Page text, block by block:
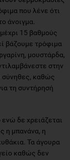
που λένε ότι
άνοιγμα.
15 βαθμούς
βάζουμε τρόφιμα
μουστάρδα,
στην
σύνηθες, καθώς
τη συντήρησή
δε χρειάζεται
η μπανάνα, η
Τα άγουρα
καθώς δεν